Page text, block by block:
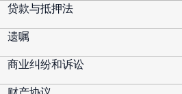
贷款与抵押法
遗嘱
商业纠纷和诉讼